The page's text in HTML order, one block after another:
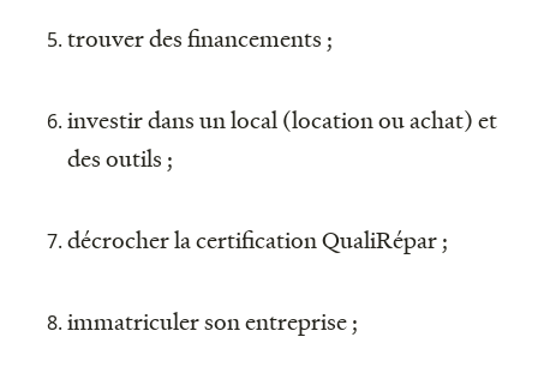
trouver des financements ;
investir dans un local (location ou achat) et
des outils ;
décrocher la certification QualiRépar ;
immatriculer son entreprise ;